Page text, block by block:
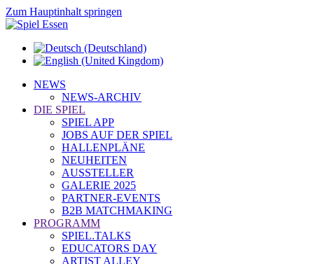
Zum Hauptinhalt springen
NEWS
NEWS-ARCHIV
DIE SPIEL
SPIEL APP
JOBS AUF DER SPIEL
HALLENPLÄNE
NEUHEITEN
AUSSTELLER
GALERIE 2025
PARTNER-EVENTS
B2B MATCHMAKING
PROGRAMM
SPIEL.TALKS
EDUCATORS DAY
ARTIST ALLEY